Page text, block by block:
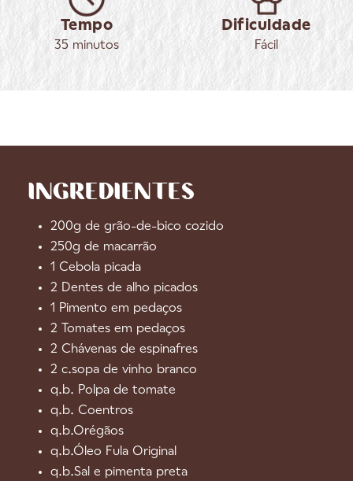
Tempo
35 minutos
Dificuldade
Fácil
INGREDIENTES
200g de grão-de-bico cozido
250g de macarrão
1 Cebola picada
2 Dentes de alho picados
1 Pimento em pedaços
2 Tomates em pedaços
2 Chávenas de espinafres
2 c.sopa de vinho branco
q.b. Polpa de tomate
q.b. Coentros
q.b.Orégãos
q.b.Óleo Fula Original
q.b.Sal e pimenta preta